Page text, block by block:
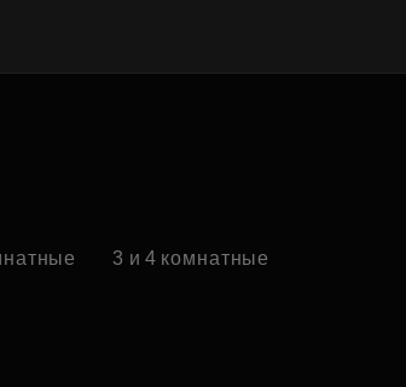
3 и 4 комнатные